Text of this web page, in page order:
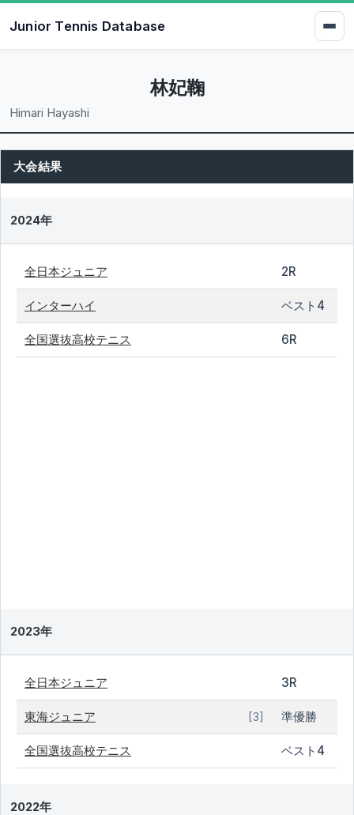
Junior Tennis Database
林妃鞠
Himari Hayashi
大会結果
2024年
全日本ジュニア 2R
インターハイ ベスト4
全国選抜高校テニス 6R
2023年
全日本ジュニア 3R
東海ジュニア [3] 準優勝
全国選抜高校テニス ベスト4
2022年